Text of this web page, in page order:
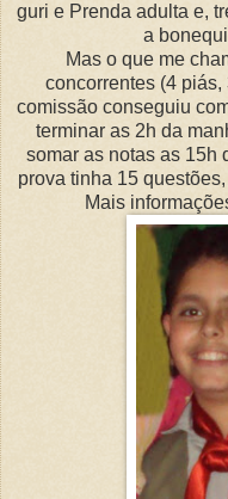
guri e Prenda adulta e,
a
Mas o que me
concorrentes (4
comissão conseguiu
terminar as 2h da
somar as notas as 15h
prova tinha 15
Mais